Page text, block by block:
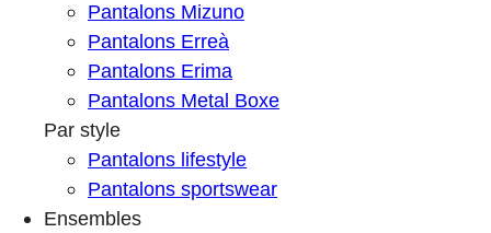
Pantalons Mizuno
Pantalons Erreà
Pantalons Erima
Pantalons Metal Boxe
Par style
Pantalons lifestyle
Pantalons sportswear
Ensembles